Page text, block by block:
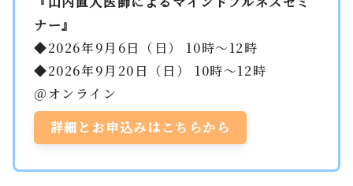
ナー』
◆2026年9月6日（日） 10時～12時
◆2026年9月20日（日） 10時～12時
＠オンライン
詳細とお申込みはこちらから